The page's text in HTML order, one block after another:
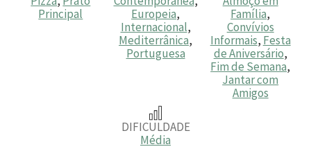
Principal
Europeia,
Internacional,
Mediterrânica,
Portuguesa
Família,
Convívios
Informais, Festa
de Aniversário,
Fim de Semana,
Jantar com
Amigos
DIFICULDADE
Média